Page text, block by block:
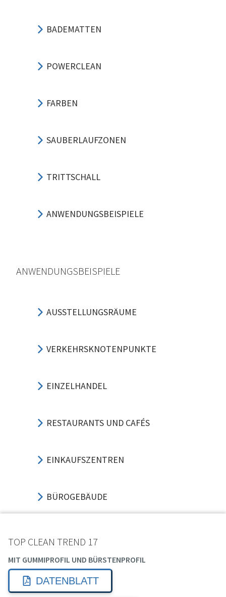
TOP CLEAN TREND 17
MIT GUMMIPROFIL UND BÜRSTENPROFIL
DATENBLATT
BADEMATTEN
POWERCLEAN
FARBEN
SAUBERLAUFZONEN
TRITTSCHALL
ANWENDUNGSBEISPIELE
ANWENDUNGSBEISPIELE
AUSSTELLUNGSRÄUME
VERKEHRSKNOTENPUNKTE
EINZELHANDEL
RESTAURANTS UND CAFÉS
EINKAUFSZENTREN
BÜROGEBÄUDE
HOTELS UND GASTGEWERBE